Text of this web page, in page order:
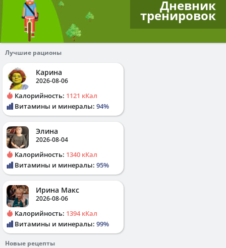
Дневник
тренировок
Лучшие рационы
Карина
2026-08-06
Калорийность: 1121 кКал
Витамины и минералы: 94%
Элина
2026-08-04
Калорийность: 1340 кКал
Витамины и минералы: 95%
Ирина Макс
2026-08-06
Калорийность: 1394 кКал
Витамины и минералы: 99%
Новые рецепты